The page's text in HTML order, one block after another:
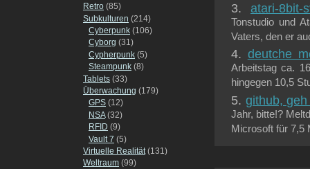
Retro (85)
Subkulturen (214)
Cyberpunk (106)
Cyborg (31)
Cypherpunk (5)
Steampunk (8)
Tablets (33)
Überwachung (179)
GPS (12)
NSA(32)
RFID (9)
Vault 7 (5)
Virtuelle Realität(131)
Weltraum (99)
atari-8bit-
Tonstudio und
Vaters, den er
deutche
Arbeitstag ca.
hingegen 10,5
github,
Jahr, bitte!?
Microsoft für 7,5